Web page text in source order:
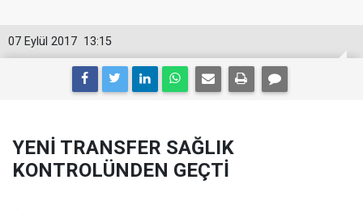
13:15
07 Eylül 2017
YENİ TRANSFER SAĞLIK
KONTROLÜNDEN GEÇTİ